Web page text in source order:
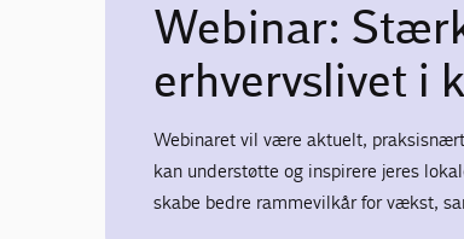
Webinar:
erhvervslivet i
Webinaret vil være aktuelt,
kan understøtte og inspirere jeres
skabe bedre rammevilkår for vækst,